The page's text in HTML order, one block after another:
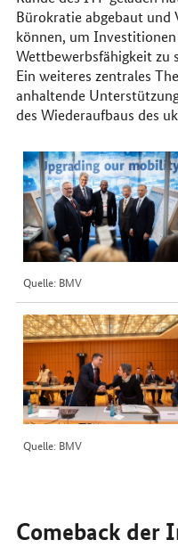
Bürokratie abgebaut und
können, um
Wettbewerbsfähigkeit zu
Ein weiteres zentrales
anhaltende
des Wiederaufbaus des
Quelle: BMV
Quelle: BMV
Comeback